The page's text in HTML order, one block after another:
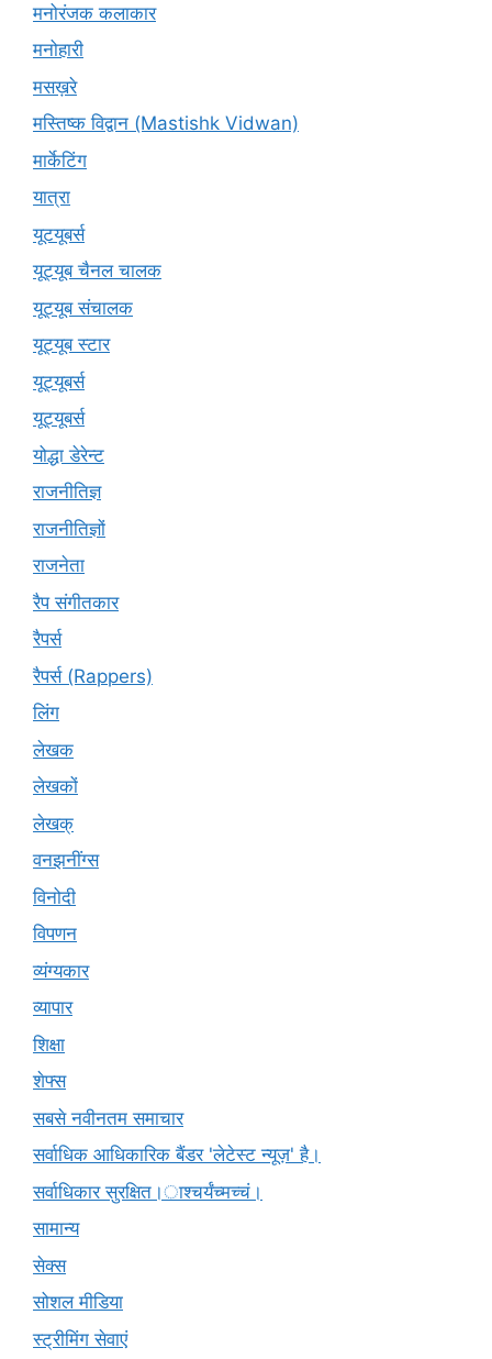
मनोरंजक कलाकार
मनोहारी
मसख़रे
मस्तिष्क विद्वान (Mastishk Vidwan)
मार्केटिंग
यात्रा
यूटयूबर्स
यूट्यूब चैनल चालक
यूट्यूब संचालक
यूट्यूब स्टार
यूट्यूबर्स
यूट्‍यूबर्स
योद्धा डेरेन्ट
राजनीतिज्ञ
राजनीतिज्ञों
राजनेता
रैप संगीतकार
रैपर्स
रैपर्स (Rappers)
लिंग
लेखक
लेखकों
लेखक्
वनझनींग्स
विनोदी
विपणन
व्यंग्यकार
व्यापार
शिक्षा
शेफ्स
सबसे नवीनतम समाचार
सर्वाधिक आधिकारिक बैंडर 'लेटेस्ट न्यूज़' है।
सर्वाधिकार सुरक्षित।ाश्चर्यंच्मच्चं।
सामान्य
सेक्स
सोशल मीडिया
स्ट्रीमिंग सेवाएं